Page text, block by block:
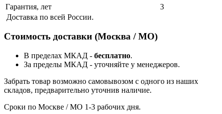
Гарантия, лет
3
Доставка по всей России.
Стоимость доставки (Москва / МО)
В пределах МКАД - бесплатно.
За пределы МКАД - уточняйте у менеджеров.
Забрать товар возможно самовывозом с одного из наших
складов, предварительно уточнив наличие.
Сроки по Москве / МО 1-3 рабочих дня.